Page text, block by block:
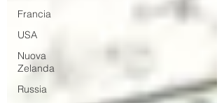
Francia
USA
Nuova
Zelanda
Russia